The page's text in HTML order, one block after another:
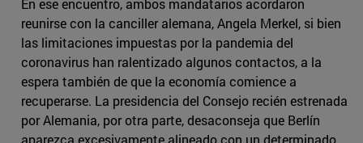
En ese encuentro, ambos mandatarios acordaron
reunirse con la canciller alemana, Angela Merkel, si bien
las limitaciones impuestas por la pandemia del
coronavirus han ralentizado algunos contactos, a la
espera también de que la economía comience a
recuperarse. La presidencia del Consejo recién estrenada
por Alemania, por otra parte, desaconseja que Berlín
aparezca excesivamente alineado con un determinado